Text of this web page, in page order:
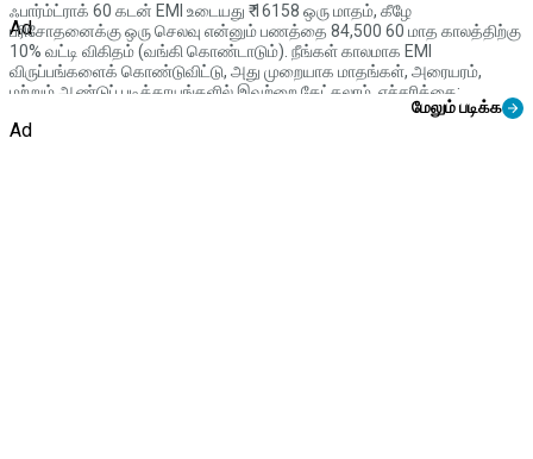
Ad
ஃபார்ம்ட்ராக் 60 கடன் EMI உடையது ₹ 16158 ஒரு மாதம், கீழே
பரிசோதனைக்கு ஒரு செலவு என்னும் பணத்தை 84,500 60 மாத காலத்திற்கு
10% வட்டி விகிதம் (வங்கி கொண்டாடும்). நீங்கள் காலமாக EMI
விருப்பங்களைக் கொண்டுவிட்டு, அது முறையாக மாதங்கள், அரையரம்,
மற்றும் ஆண்டுப் படிக்காயங்களில் இவற்றை கேட்கலாம். எச்சரிக்கை:
ஒவ்வொன்றும் EMI கட்டணம் கொண்டாட்டம் விரிவாக்கப்படும்.மேலும் படிக்க
Ad